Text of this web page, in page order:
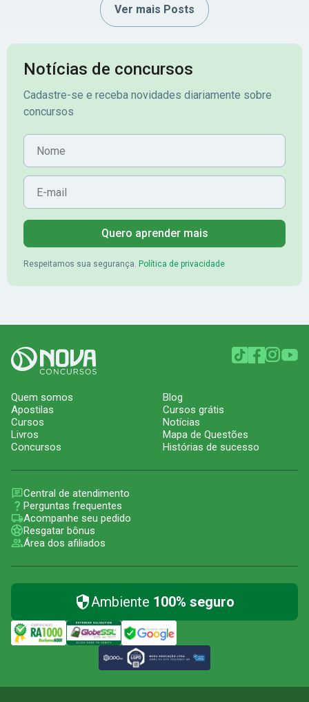
Ver mais Posts
Notícias de concursos
Cadastre-se e receba novidades diariamente sobre
concursos
Nome
E-mail
Quero aprender mais
Respeitamos sua segurança. Política de privacidade
Quem somos
Apostilas
Cursos
Livros
Concursos
Blog
Cursos grátis
Notícias
Mapa de Questões
Histórias de sucesso
Central de atendimento
Perguntas frequentes
Acompanhe seu pedido
Resgatar bônus
Área dos afiliados
Ambiente 100% seguro